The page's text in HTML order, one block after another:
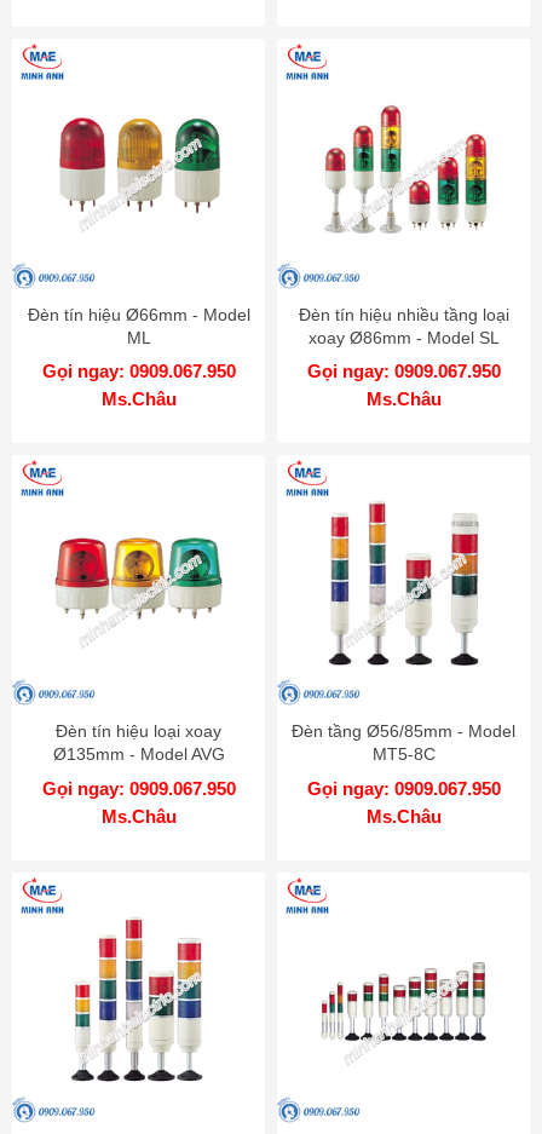
Đèn tín hiệu Ø66mm - Model
ML
Gọi ngay: 0909.067.950
Ms.Châu
Đèn tín hiệu nhiều tầng loại
xoay Ø86mm - Model SL
Gọi ngay: 0909.067.950
Ms.Châu
Đèn tín hiệu loại xoay
Ø135mm - Model AVG
Gọi ngay: 0909.067.950
Ms.Châu
Đèn tầng Ø56/85mm - Model
MT5-8C
Gọi ngay: 0909.067.950
Ms.Châu